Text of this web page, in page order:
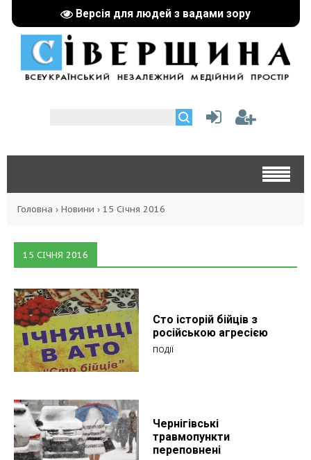
Версія для людей з вадами зору
Головна › Новини › 15 Січня 2016
15 СІЧНЯ 2016
Сто історій бійців з
російською агресією
ПОДІЇ
Чернігівські
травмопункти
переповнені